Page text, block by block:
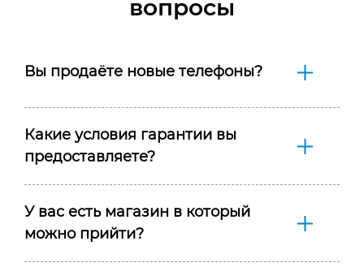
вопросы
Вы продаёте новые телефоны?
Какие условия гарантии вы
предоставляете?
У вас есть магазин в который
можно прийти?